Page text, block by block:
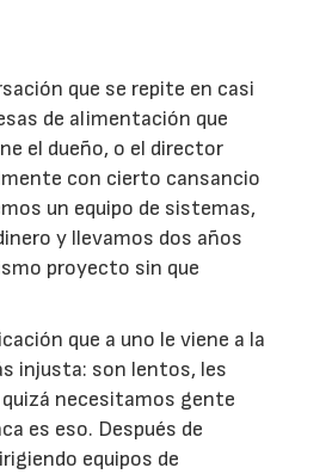
que se repite en casi
de alimentación que
el dueño, o el director
con cierto cansancio
un equipo de sistemas,
y llevamos dos años
proyecto sin que
que a uno le viene a la
injusta: son lentos, les
necesitamos gente
es eso. Después de
equipos de